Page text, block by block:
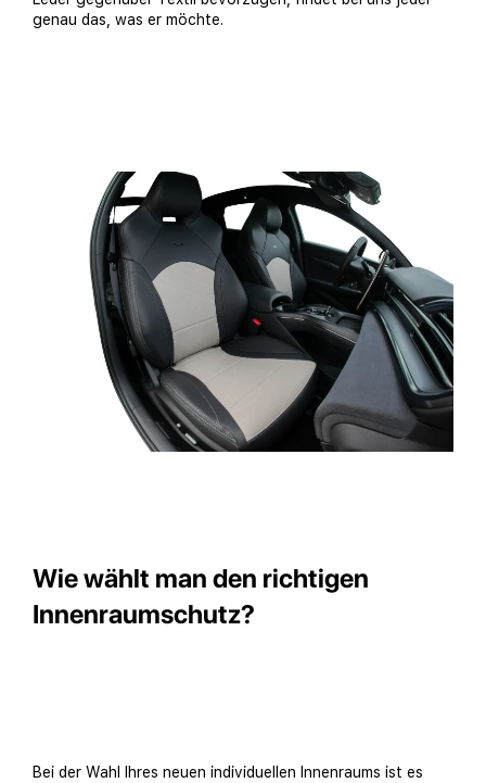
genau das, was er möchte.
Wie wählt man den richtigen
Innenraumschutz?
Bei der Wahl Ihres neuen individuellen Innenraums ist es